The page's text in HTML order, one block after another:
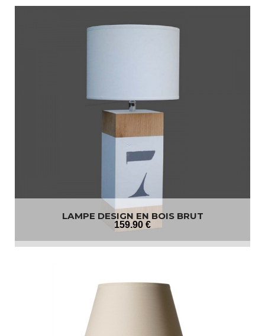
LAMPE DESIGN EN BOIS BRUT
159.90 €